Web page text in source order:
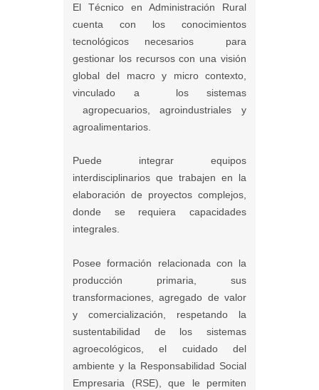
El Técnico en Administración Rural
cuenta con los conocimientos
tecnológicos necesarios para
gestionar los recursos con una visión
global del macro y micro contexto,
vinculado a los sistemas
agropecuarios, agroindustriales y
agroalimentarios.
Puede integrar equipos
interdisciplinarios que trabajen en la
elaboración de proyectos complejos,
donde se requiera capacidades
integrales.
Posee formación relacionada con la
producción primaria, sus
transformaciones, agregado de valor
y comercialización, respetando la
sustentabilidad de los sistemas
agroecológicos, el cuidado del
ambiente y la Responsabilidad Social
Empresaria (RSE), que le permiten